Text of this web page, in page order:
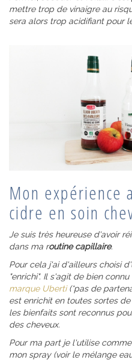
mettre trop de vinaigre au
sera alors trop acidifiant pour
Mon expérience
cidre en soin
Je suis très heureuse d'avoir
dans ma routine capillaire.
Pour cela j'ai d'ailleurs choisi
"enrichi". Il s'agit de bien connu
marque Uberti(*pas de
est enrichit en toutes sortes
les bienfaits sont reconnus
des cheveux.
Pour ma part je l'utilise comme
mon spray (voir le mélange